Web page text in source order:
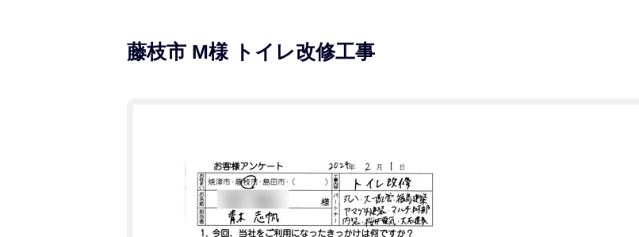
藤枝市 M様 トイレ改修工事